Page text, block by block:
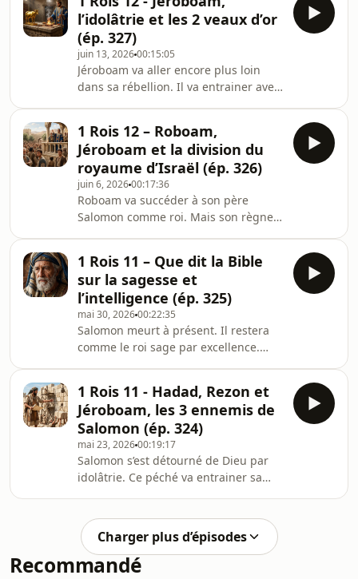
faute.
l’idolâtrie et les 2 veaux d’or
(ép. 327)
juin 13, 202600:15:05
Jéroboam va aller encore plus loin
dans sa rébellion. Il va entrainer avec
1 Rois 12 – Roboam,
Jéroboam et la division du
royaume d’Israël (ép. 326)
juin 6, 202600:17:36
Roboam va succéder à son père
Salomon comme roi. Mais son règne
d’Israël.
1 Rois 11 – Que dit la Bible
sur la sagesse et
l’intelligence (ép. 325)
mai 30, 202600:22:35
Salomon meurt à présent. Il restera
comme le roi sage par excellence.
1 Rois 11 - Hadad, Rezon et
Jéroboam, les 3 ennemis de
Salomon (ép. 324)
mai 23, 202600:19:17
Salomon s’est détourné de Dieu par
idolâtrie. Ce péché va entrainer sa
ennemis.
Charger plus d’épisodes
Recommandé